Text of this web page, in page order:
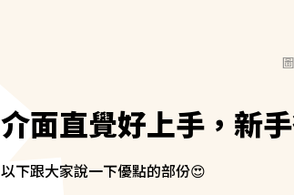
介面直覺好上手，新
以下跟大家說一下優點的部份😍